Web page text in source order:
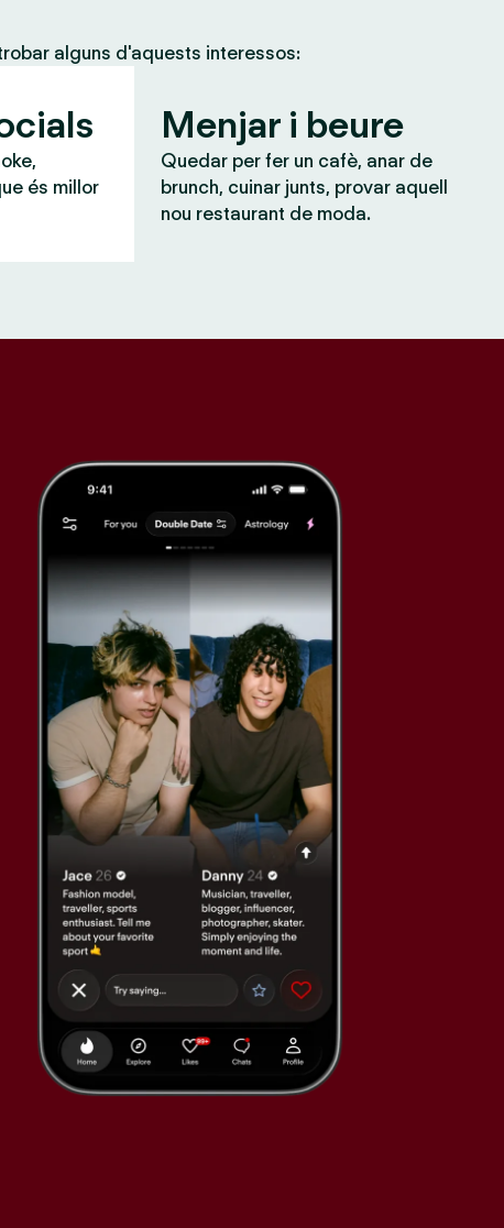
alguns d'aquests interessos:
és millor
Menjar i beure
Quedar per fer un cafè, anar de
brunch, cuinar junts, provar aquell
nou restaurant de moda.